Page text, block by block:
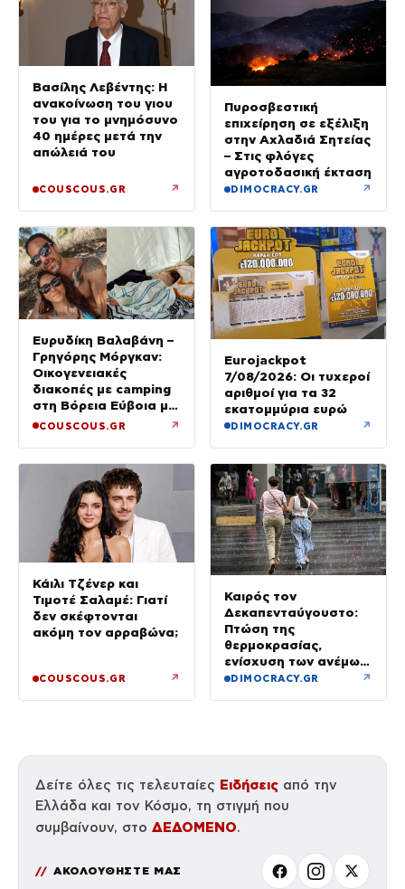
Βασίλης Λεβέντης: Η
ανακοίνωση του γιου
του για το μνημόσυνο
40 ημέρες μετά την
απώλειά του
COUSCOUS.GR ↗
Πυροσβεστική
επιχείρηση σε εξέλιξη
στην Αχλαδιά Σητείας
– Στις φλόγες
αγροτοδασική έκταση
DIMOCRACY.GR ↗
Ευρυδίκη Βαλαβάνη –
Γρηγόρης Μόργκαν:
Οικογενειακές
διακοπές με camping
στη Βόρεια Εύβοια με
τον ενός έτους γιο
COUSCOUS.GR ↗
Eurojackpot
7/08/2026: Οι τυχεροί
αριθμοί για τα 32
εκατομμύρια ευρώ
DIMOCRACY.GR ↗
Κάιλι Τζένερ και
Τιμοτέ Σαλαμέ: Γιατί
δεν σκέφτονται
ακόμη τον αρραβώνα;
COUSCOUS.GR ↗
Καιρός τον
Δεκαπενταύγουστο:
Πτώση της
θερμοκρασίας,
ενίσχυση των ανέμων
και καταιγίδες όπου
DIMOCRACY.GR ↗
Δείτε όλες τις τελευταίες Ειδήσεις από την
Ελλάδα και τον Κόσμο, τη στιγμή που
συμβαίνουν, στο ΔΕΔΟΜΕΝΟ.
ΑΚΟΛΟΥΘΗΣΤΕ ΜΑΣ